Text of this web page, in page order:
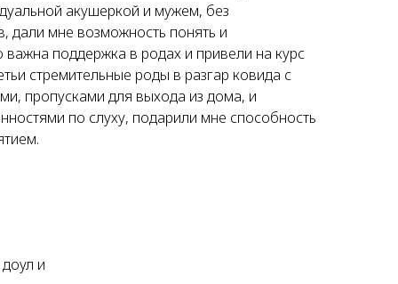
акушеркой и мужем, без
дали мне возможность понять и
важна поддержка в родах и привели на курс
стремительные роды в разгар ковида с
пропусками для выхода из дома, и
по слуху, подарили мне способность
и